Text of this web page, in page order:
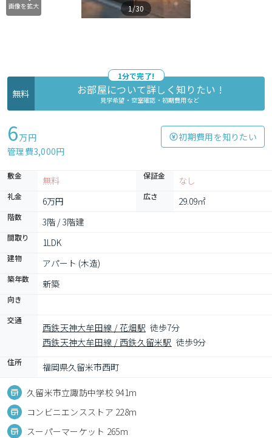
画像を拡大 1/30
1分で完了!
無料 お部屋について詳しく知りたい !
見学希望・空室確認・初期費用など
6万円
管理費3,000円
初期費用を知りたい
敷金 無料 保証金 なし
礼金 6万円 広さ 29.09㎡
階数 3階 / 3階建
間取り 1LDK
建物 アパート (木造)
築年数 新築
向き
交通
西鉄天神大牟田線 / 花畑駅 徒歩7分
西鉄天神大牟田線 / 西鉄久留米駅 徒歩9分
住所 福岡県久留米市西町
久留米市立諏訪中学校 941m
コンビニエンスストア 228m
スーパーマーケット 265m